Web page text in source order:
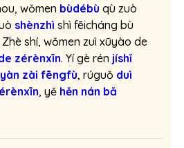
wǒmen bùdébù qù zuò
shènzhì shì fēicháng bù
shí, wǒmen zuì xūyào de
zérènxīn. Yí gè rén jíshǐ
zài fēngfù, rúguǒ duì
, yě hěn nán bǎ